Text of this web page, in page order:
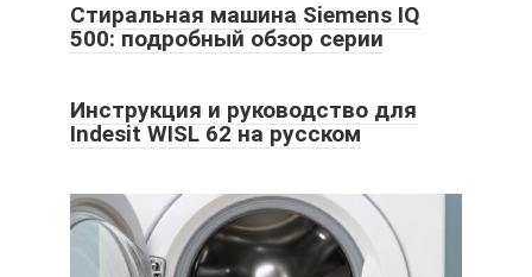
Стиральная машина Siemens IQ
500: подробный обзор серии
Инструкция и руководство для
Indesit WISL 62 на русском